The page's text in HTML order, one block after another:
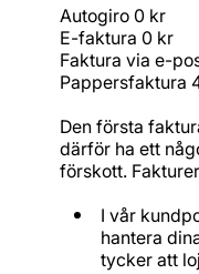
Autogiro 0 kr
E-faktura 0 kr
Faktura via e-
Pappersfaktura
Den första
därför ha ett
förskott.
I vår
hantera
tycker att